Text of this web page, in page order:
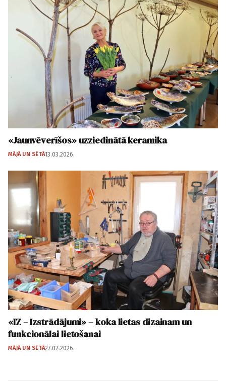
«Jaunvēverīšos» uzziedinātā keramika
MĀJĀ UN SĒTĀ13.03.2026.
«IZ – Izstrādājumi» – koka lietas dizainam un
funkcionālai lietošanai
MĀJĀ UN SĒTĀ27.02.2026.